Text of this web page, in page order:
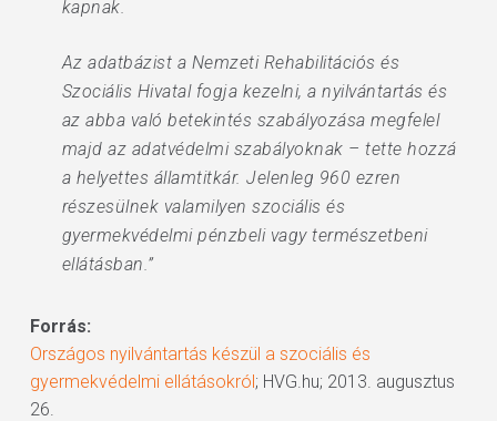
kapnak.
Az adatbázist a Nemzeti Rehabilitációs és
Szociális Hivatal fogja kezelni, a nyilvántartás és
az abba való betekintés szabályozása megfelel
majd az adatvédelmi szabályoknak – tette hozzá
a helyettes államtitkár. Jelenleg 960 ezren
részesülnek valamilyen szociális és
gyermekvédelmi pénzbeli vagy természetbeni
ellátásban.”
Forrás:
Országos nyilvántartás készül a szociális és
gyermekvédelmi ellátásokról; HVG.hu; 2013. augusztus
26.